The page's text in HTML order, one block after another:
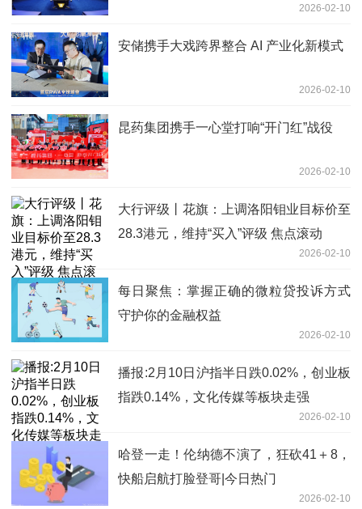
2026-02-10
安储携手大戏跨界整合 AI 产业化新模式
2026-02-10
昆药集团携手一心堂打响“开门红”战役
2026-02-10
大行评级丨花旗：上调洛阳钼业目标价至
28.3港元，维持“买入”评级 焦点滚动
2026-02-10
每日聚焦：掌握正确的微粒贷投诉方式
守护你的金融权益
2026-02-10
播报:2月10日沪指半日跌0.02%，创业板
指跌0.14%，文化传媒等板块走强
2026-02-10
哈登一走！伦纳德不演了，狂砍41＋8，
快船启航打脸登哥|今日热门
2026-02-10